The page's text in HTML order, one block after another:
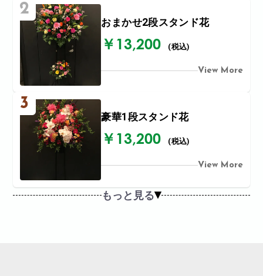
2
おまかせ2段スタンド花
￥13,200 (税込)
View More
3
豪華1段スタンド花
￥13,200 (税込)
View More
もっと見る